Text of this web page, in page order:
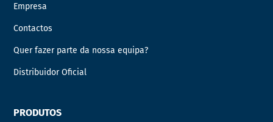
Empresa
Contactos
Quer fazer parte da nossa equipa?
Distribuidor Oficial
PRODUTOS